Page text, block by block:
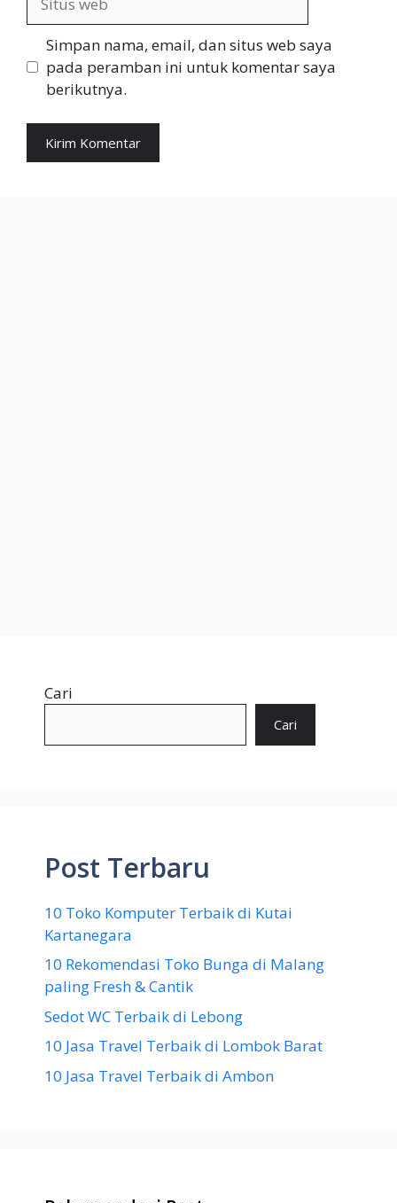
web
Simpan nama, email, dan situs web saya
pada peramban ini untuk komentar saya
berikutnya.
Cari
Cari
Post Terbaru
10 Toko Komputer Terbaik di Kutai
Kartanegara
10 Rekomendasi Toko Bunga di Malang
paling Fresh & Cantik
Sedot WC Terbaik di Lebong
10 Jasa Travel Terbaik di Lombok Barat
10 Jasa Travel Terbaik di Ambon